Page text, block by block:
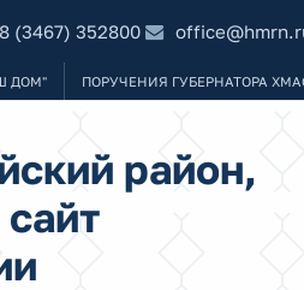
8 (3467) 352800
ДОМ" ПОРУЧЕНИЯ ГУБЕРНАТОРА
район,